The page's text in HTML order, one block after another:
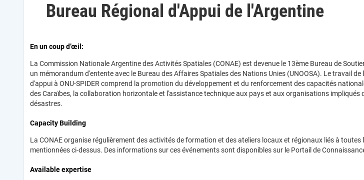
Bureau Régional d'Appui de l'Argentine
En un coup d’œil:
La Commission Nationale Argentine des Activités Spatiales (CONAE) est devenue le 13ème Bureau de
un mémorandum d'entente avec le Bureau des Affaires Spatiales des Nations Unies (UNOOSA). Le travail de
d'appui à ONU-SPIDER comprend la promotion du développement et du renforcement des capacités
des Caraïbes, la collaboration horizontale et l'assistance technique aux pays et aux organisations
désastres.
Capacity Building
La CONAE organise régulièrement des activités de formation et des ateliers locaux et régionaux liés à
mentionnées ci-dessus. Des informations sur ces événements sont disponibles sur le Portail de
Available expertise